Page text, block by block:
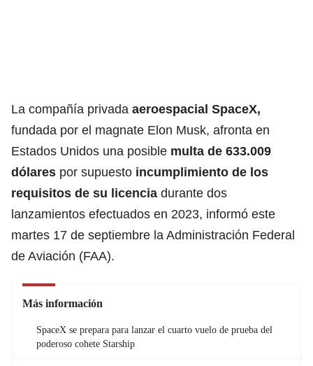
La compañía privada aeroespacial SpaceX,
fundada por el magnate Elon Musk, afronta en
Estados Unidos una posible multa de 633.009
dólares por supuesto incumplimiento de los
requisitos de su licencia durante dos
lanzamientos efectuados en 2023, informó este
martes 17 de septiembre la Administración Federal
de Aviación (FAA).
Más información
SpaceX se prepara para lanzar el cuarto vuelo de prueba del
poderoso cohete Starship